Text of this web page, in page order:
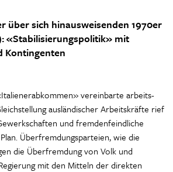
über sich hinausweisenden 1970er
«Stabilisierungspolitik» mit
Kontingenten
vereinbarte arbeits-
ausländischer Arbeitskräfte rief
und fremdenfeindliche
Überfremdungsparteien, wie die
die Überfremdung von Volk und
mit den Mitteln der direkten